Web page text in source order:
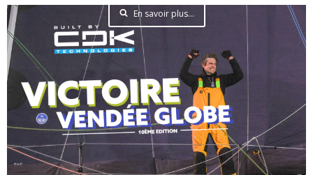
En savoir plus...